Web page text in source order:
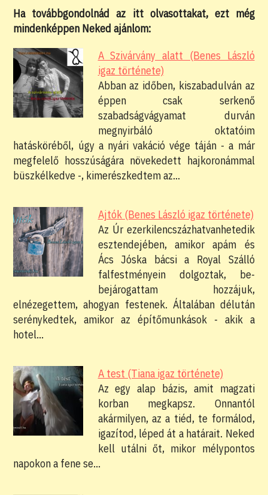
Ha továbbgondolnád az itt olvasottakat, ezt még
mindenképpen Neked ajánlom:
A Szivárvány alatt (Benes László
igaz története)
Abban az időben, kiszabadulván az
éppen csak serkenő
szabadságvágyamat durván
megnyirbáló oktatóim
hatásköréből, úgy a nyári vakáció vége táján - a már
megfelelő hosszúságára növekedett hajkoronámmal
büszkélkedve -, kimerészkedtem az…
Ajtók (Benes László igaz története)
Az Úr ezerkilencszázhatvanhetedik
esztendejében, amikor apám és
Ács Jóska bácsi a Royal Szálló
falfestményein dolgoztak, be-
bejárogattam hozzájuk,
elnézegettem, ahogyan festenek. Általában délután
serénykedtek, amikor az építőmunkások - akik a
hotel…
A test (Tiana igaz története)
Az egy alap bázis, amit magzati
korban megkapsz. Onnantól
akármilyen, az a tiéd, te formálod,
igazítod, léped át a határait. Neked
kell utálni őt, mikor mélypontos
napokon a fene se…